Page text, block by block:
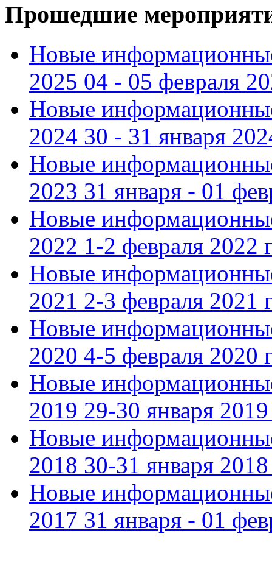
Прошедшие
Новые
2025 04 - 05 февраля
Новые
2024 30 - 31 января
Новые
2023 31 января - 01
Новые
2022 1-2 февраля 2022
Новые
2021 2-3 февраля 2021
Новые
2020 4-5 февраля 2020
Новые
2019 29-30 января 2019
Новые
2018 30-31 января 2018
Новые
2017 31 января - 01